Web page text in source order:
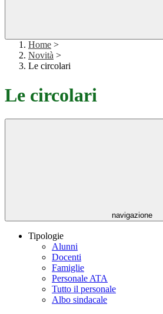
Home >
Novità >
Le circolari
Le circolari
navigazione
Tipologie
Alunni
Docenti
Famiglie
Personale ATA
Tutto il personale
Albo sindacale